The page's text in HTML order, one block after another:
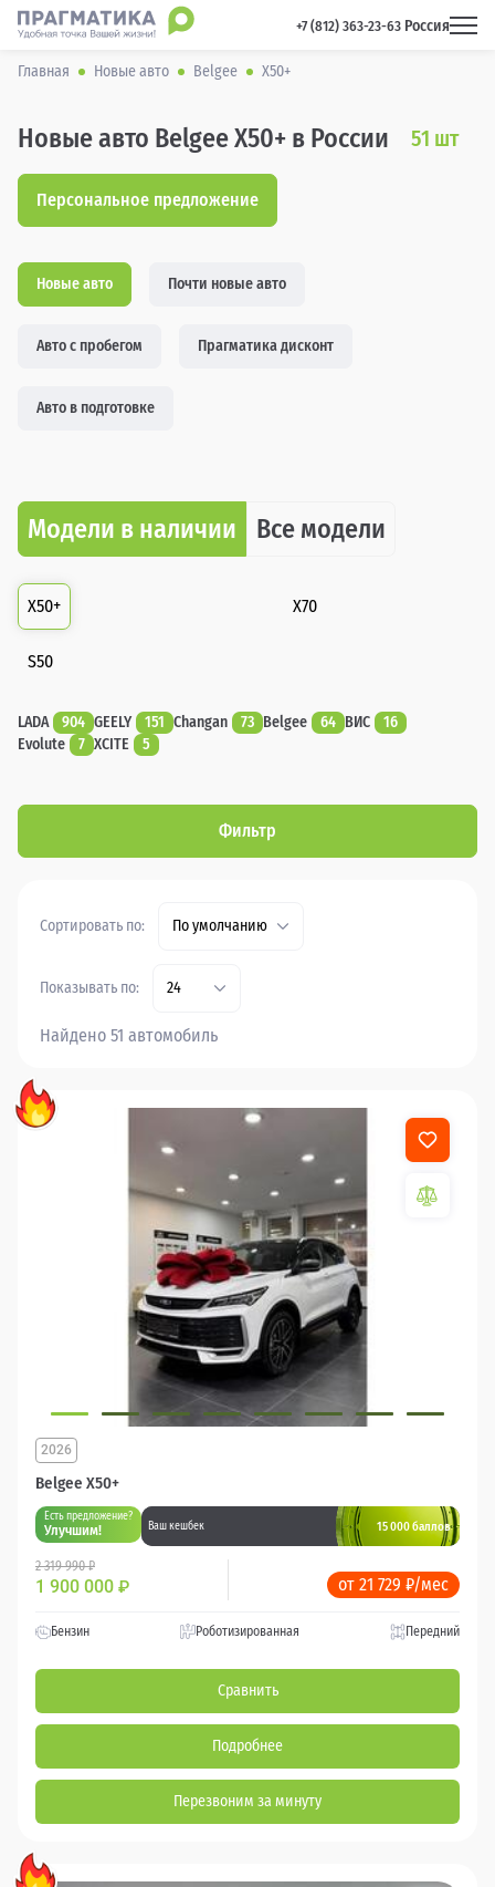
+7 (812) 363-23-63 Россия
Главная Новые авто Belgee X50+
Новые авто Belgee X50+ в России 51 шт
Персональное предложение
Новые авто Почти новые авто
Авто с пробегом Прагматика дисконт
Авто в подготовке
Модели в наличии Все модели
X50+ X70
S50
LADA 904 GEELY 151 Changan 73 Belgee 64 ВИС
16
Evolute
7 XCITE 5
Фильтр
Сортировать по: По умолчанию
Показывать по: 24
Найдено 51 автомобиль
Belgee X50+
2026
Есть предложение?
Улучшим! Ваш кешбек 15 000 баллов
2 319 990 ₽
1 900 000 ₽ от 21 729 ₽/мес
Бензин Роботизированная Передний
Сравнить
Подробнее
Перезвоним за минуту